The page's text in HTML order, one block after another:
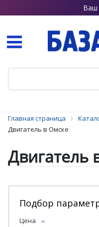
Ваш
Главная страница
Двигатель в Омске
Двигатель
Подбор
Цена